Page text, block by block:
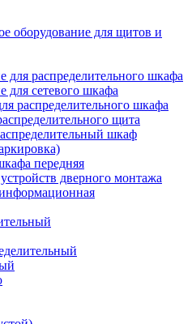
оборудование для щитов и
распределительного шкафа
для сетевого шкафа
распределительного шкафа
щита
шкаф
передняя
дверного монтажа